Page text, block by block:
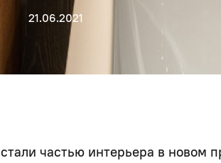
21.06.2021
стали частью интерьера в новом